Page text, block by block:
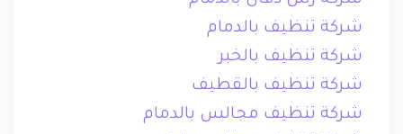
شركة تنظيف بالدمام
شركة تنظيف بالخبر
شركة تنظيف بالقطيف
شركة تنظيف مجالس بالدمام